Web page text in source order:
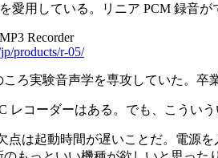
愛用している。リニア PCM 録音
Recorder
products/r-05/
ろ実験音声学を専攻していた。卒
レコーダーはある。でも、こうい
点は起動時間が遅いことだ。電源